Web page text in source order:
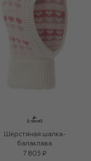
Шерстяная шапка-
балаклава
7 805 ₽